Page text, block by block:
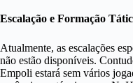
Escalação e Formação
Atualmente, as escalações
não estão disponíveis.
Empoli estará sem vários